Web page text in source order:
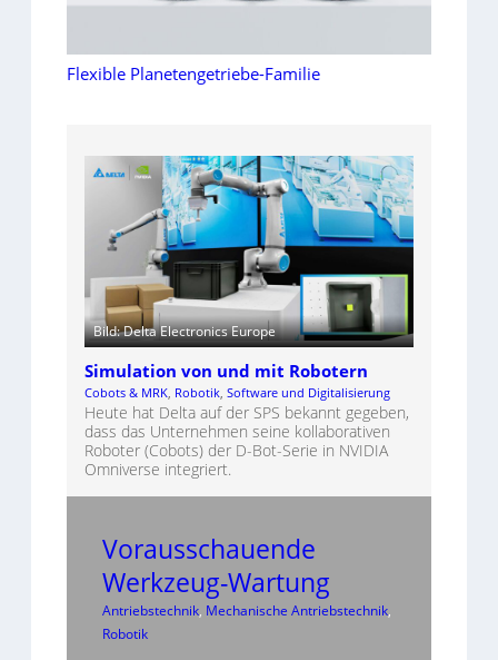
Flexible Planetengetriebe-Familie
Bild: Delta Electronics Europe
Simulation von und mit Robotern
Cobots & MRK, Robotik, Software und Digitalisierung
Heute hat Delta auf der SPS bekannt gegeben,
dass das Unternehmen seine kollaborativen
Roboter (Cobots) der D-Bot-Serie in NVIDIA
Omniverse integriert.
Vorausschauende
Werkzeug-Wartung
Antriebstechnik, Mechanische Antriebstechnik
Robotik